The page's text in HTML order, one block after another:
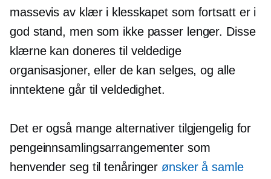
massevis av klær i klesskapet som fortsatt er i
god stand, men som ikke passer lenger. Disse
klærne kan doneres til veldedige
organisasjoner, eller de kan selges, og alle
inntektene går til veldedighet.
Det er også mange alternativer tilgjengelig for
pengeinnsamlingsarrangementer som
henvender seg til tenåringer ønsker å samle